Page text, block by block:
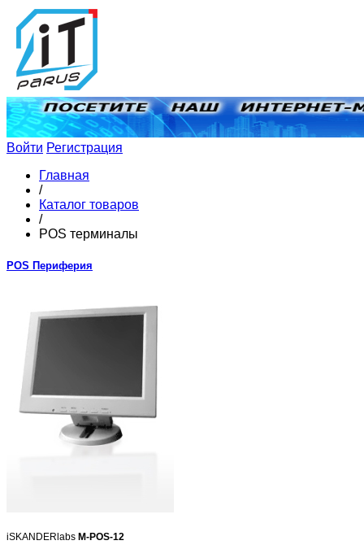
Войти Регистрация
Главная
/
Каталог товаров
/
POS терминалы
POS Периферия
iSKANDERlabs M-POS-12